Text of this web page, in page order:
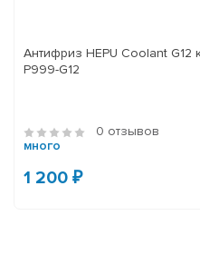
Антифриз HEPU Coolant G12
P999-G12
0 отзывов
много
1 200 ₽